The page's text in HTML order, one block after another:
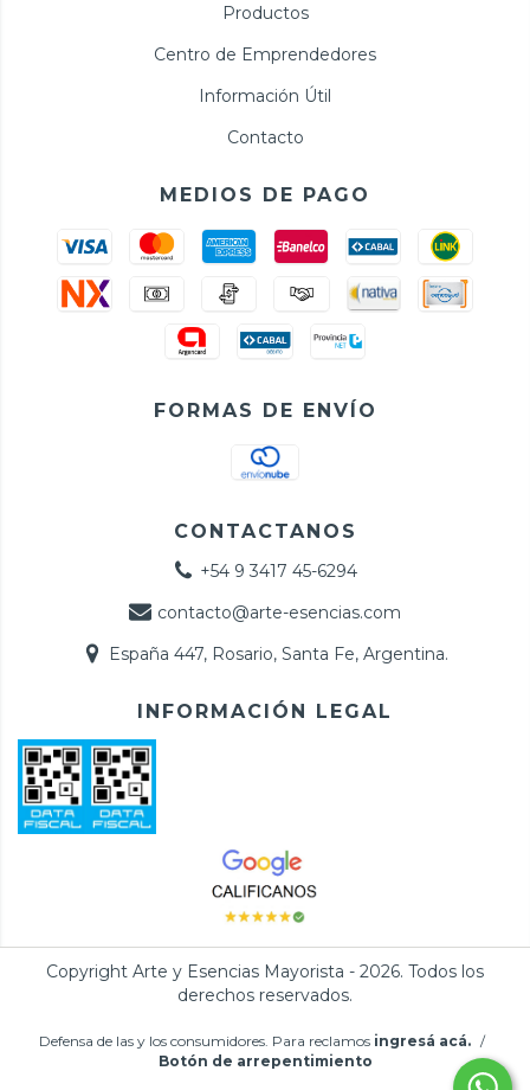
Productos
Centro de Emprendedores
Información Útil
Contacto
MEDIOS DE PAGO
FORMAS DE ENVÍO
CONTACTANOS
+54 9 3417 45-6294
contacto@arte-esencias.com
España 447, Rosario, Santa Fe, Argentina.
INFORMACIÓN LEGAL
Copyright Arte y Esencias Mayorista - 2026. Todos los
derechos reservados.
Defensa de las y los consumidores. Para reclamos ingresá acá. /
Botón de arrepentimiento